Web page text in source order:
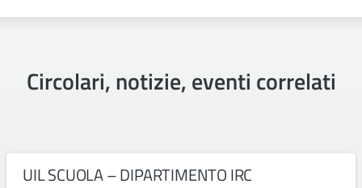
Circolari, notizie, eventi correlati
UIL SCUOLA – DIPARTIMENTO IRC